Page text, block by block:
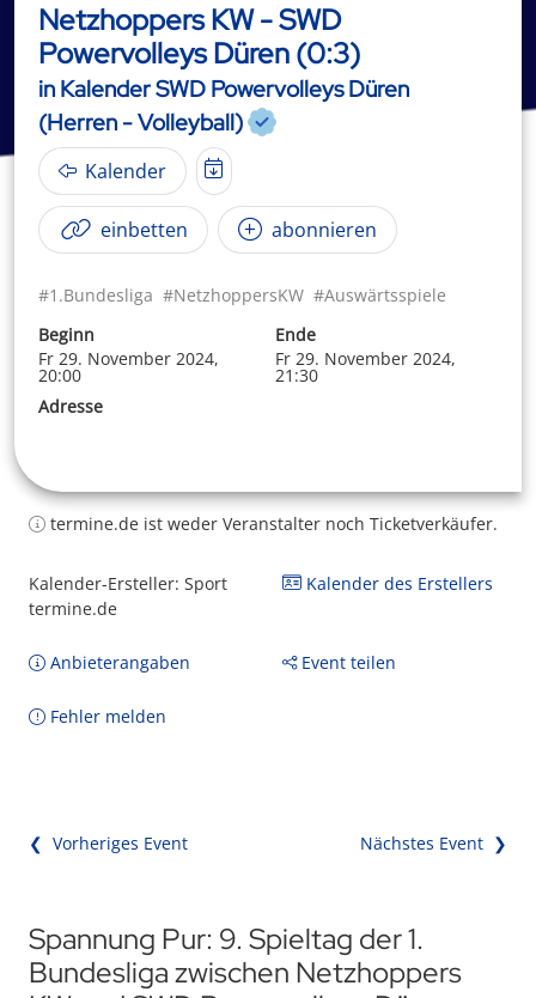
Netzhoppers KW - SWD
Powervolleys Düren (0:3)
in Kalender SWD Powervolleys Düren
(Herren - Volleyball)
Kalender
einbetten abonnieren
#1.Bundesliga #NetzhoppersKW #Auswärtsspiele
Beginn
Fr 29. November 2024,
20:00
Ende
Fr 29. November 2024,
21:30
Adresse
termine.de ist weder Veranstalter noch Ticketverkäufer.
Kalender-Ersteller: Sport
termine.de
Kalender des Erstellers
Anbieterangaben Event teilen
Fehler melden
❮ Vorheriges Event Nächstes Event ❯
Spannung Pur: 9. Spieltag der 1.
Bundesliga zwischen Netzhoppers